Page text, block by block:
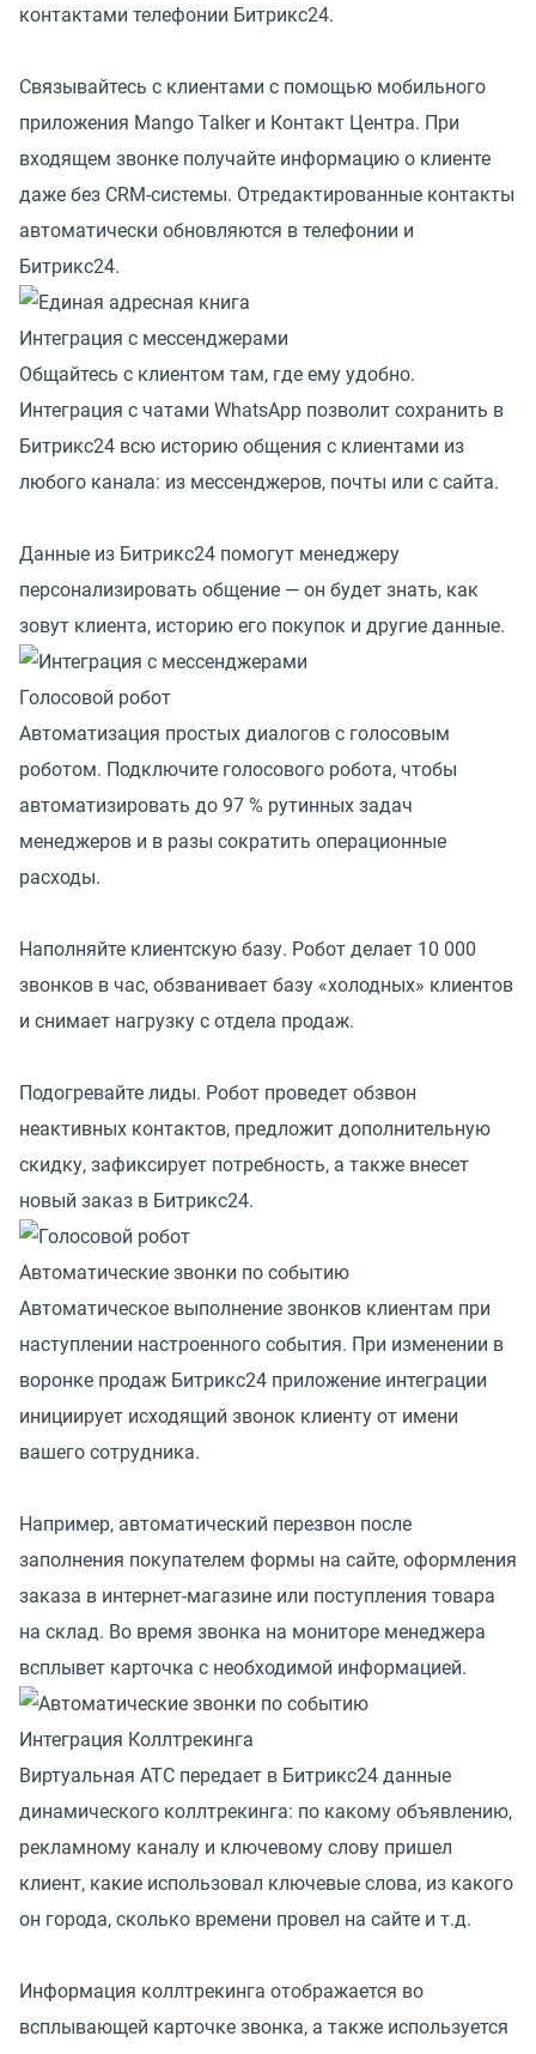
контактами телефонии Битрикс24.
Связывайтесь с клиентами с помощью мобильного
приложения Mango Talker и Контакт Центра. При
входящем звонке получайте информацию о клиенте
даже без CRM-системы. Отредактированные контакты
автоматически обновляются в телефонии и
Битрикс24.
Интеграция с мессенджерами
Общайтесь с клиентом там, где ему удобно.
Интеграция с чатами WhatsApp позволит сохранить в
Битрикс24 всю историю общения с клиентами из
любого канала: из мессенджеров, почты или с сайта.
Данные из Битрикс24 помогут менеджеру
персонализировать общение — он будет знать, как
зовут клиента, историю его покупок и другие данные.
Голосовой робот
Автоматизация простых диалогов с голосовым
роботом. Подключите голосового робота, чтобы
автоматизировать до 97 % рутинных задач
менеджеров и в разы сократить операционные
расходы.
Наполняйте клиентскую базу. Робот делает 10 000
звонков в час, обзванивает базу «холодных» клиентов
и снимает нагрузку с отдела продаж.
Подогревайте лиды. Робот проведет обзвон
неактивных контактов, предложит дополнительную
скидку, зафиксирует потребность, а также внесет
новый заказ в Битрикс24.
Автоматические звонки по событию
Автоматическое выполнение звонков клиентам при
наступлении настроенного события. При изменении в
воронке продаж Битрикс24 приложение интеграции
инициирует исходящий звонок клиенту от имени
вашего сотрудника.
Например, автоматический перезвон после
заполнения покупателем формы на сайте, оформления
заказа в интернет-магазине или поступления товара
на склад. Во время звонка на мониторе менеджера
всплывет карточка с необходимой информацией.
Интеграция Коллтрекинга
Виртуальная АТС передает в Битрикс24 данные
динамического коллтрекинга: по какому объявлению,
рекламному каналу и ключевому слову пришел
клиент, какие использовал ключевые слова, из какого
он города, сколько времени провел на сайте и т.д.
Информация коллтрекинга отображается во
всплывающей карточке звонка, а также используется